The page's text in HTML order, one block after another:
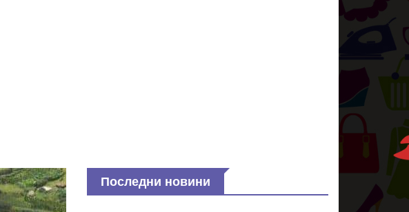
Последни новини